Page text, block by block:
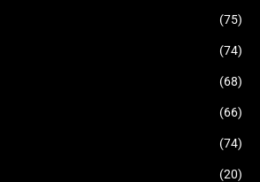
(75)
(74)
(68)
(66)
(74)
(20)